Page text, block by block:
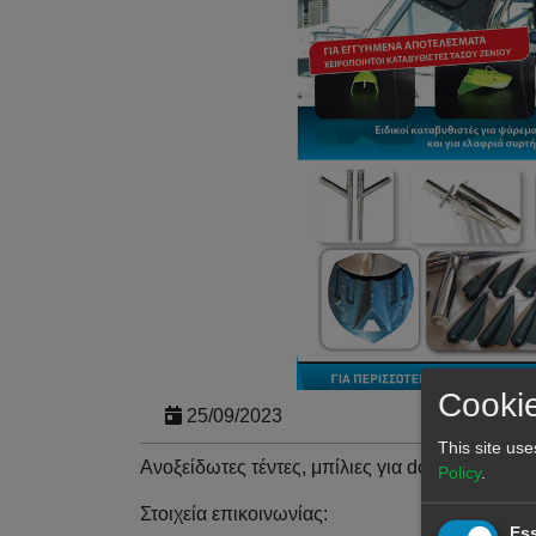
25/09/2023
Ανοξείδωτες τέντες, μπίλιες για downrigger κ.α.
Στοιχεία επικοινωνίας:
This site
Policy.